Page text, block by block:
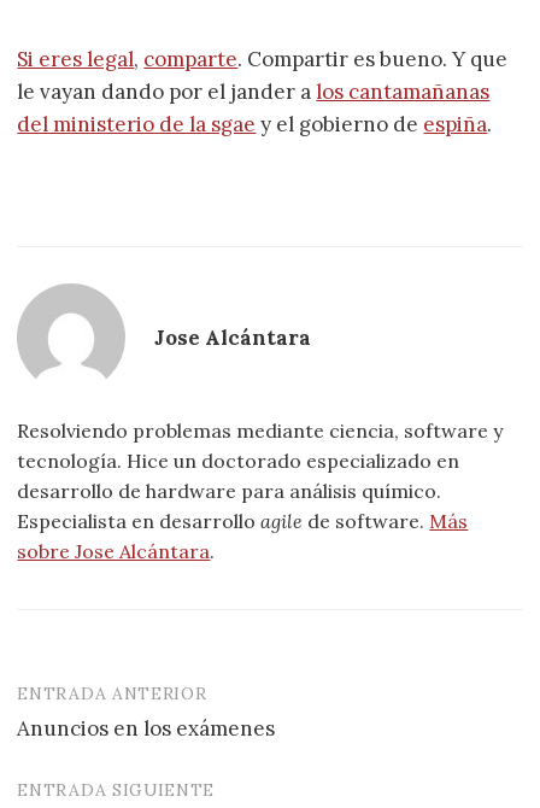
Si eres legal, comparte. Compartir es bueno. Y que
le vayan dando por el jander alos cantamañanas
del ministerio de la sgae y el gobierno de espiña.
Jose Alcántara
Resolviendo problemas mediante ciencia, software y
tecnología. Hice un doctorado especializado en
desarrollo de hardware para análisis químico.
Especialista en desarrolloagile de software. Más
sobre Jose Alcántara.
Navegación
de
entradas
ENTRADA ANTERIOR
Anuncios en los exámenes
ENTRADA SIGUIENTE